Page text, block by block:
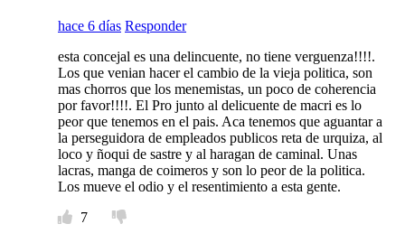
hace 6 días Responder
esta concejal es una delincuente, no tiene verguenza!!!!.
Los que venian hacer el cambio de la vieja politica, son
mas chorros que los menemistas, un poco de coherencia
por favor!!!!. El Pro junto al delicuente de macri es lo
peor que tenemos en el pais. Aca tenemos que aguantar a
la perseguidora de empleados publicos reta de urquiza, al
loco y ñoqui de sastre y al haragan de caminal. Unas
lacras, manga de coimeros y son lo peor de la politica.
Los mueve el odio y el resentimiento a esta gente.
7